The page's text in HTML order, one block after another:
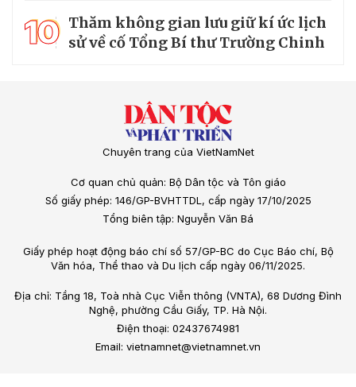
10 Thăm không gian lưu giữ kí ức lịch
sử về cố Tổng Bí thư Trường Chinh
Chuyên trang của VietNamNet
Cơ quan chủ quản: Bộ Dân tộc và Tôn giáo
Số giấy phép: 146/GP-BVHTTDL, cấp ngày 17/10/2025
Tổng biên tập: Nguyễn Văn Bá
Giấy phép hoạt động báo chí số 57/GP-BC do Cục Báo chí, Bộ
Văn hóa, Thể thao và Du lịch cấp ngày 06/11/2025.
Địa chỉ: Tầng 18, Toà nhà Cục Viễn thông (VNTA), 68 Dương Đình
Nghệ, phường Cầu Giấy, TP. Hà Nội.
Điện thoại: 02437674981
Email: vietnamnet@vietnamnet.vn